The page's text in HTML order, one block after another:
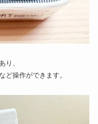
り、
ど操作ができます。